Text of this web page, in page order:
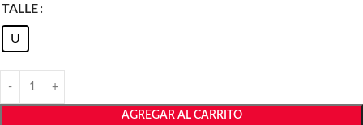
TALLE
U
AGREGAR AL CARRITO